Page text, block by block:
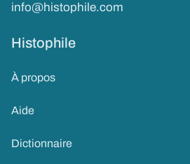
info@histophile.com
Histophile
À propos
Aide
Dictionnaire